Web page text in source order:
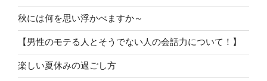
秋には何を思い浮かべますか～
【男性のモテる人とそうでない人の会話力について！】
楽しい夏休みの過ごし方